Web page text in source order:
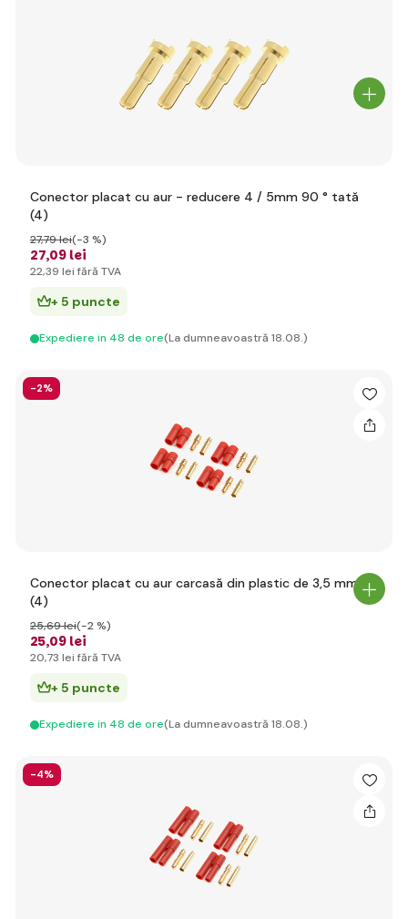
Conector placat cu aur - reducere 4 / 5mm 90 ° tată
(4)
27,09 lei
27,79 lei(-3 %)
22,39 lei fără TVA
+ 5 puncte
Expediere in 48 de ore(La dumneavoastră 18.08.)
-2%
Conector placat cu aur carcasă din plastic de 3,5 mm
(4)
25,09 lei
25,69 lei(-2 %)
20,73 lei fără TVA
+ 5 puncte
Expediere in 48 de ore(La dumneavoastră 18.08.)
-4%